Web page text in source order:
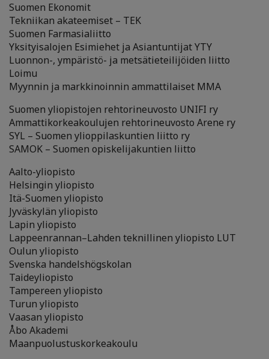
Suomen Ekonomit
Tekniikan akateemiset – TEK
Suomen Farmasialiitto
Yksityisalojen Esimiehet ja Asiantuntijat YTY
Luonnon-, ympäristö- ja metsätieteilijöiden liitto
Loimu
Myynnin ja markkinoinnin ammattilaiset MMA
Suomen yliopistojen rehtorineuvosto UNIFI ry
Ammattikorkeakoulujen rehtorineuvosto Arene ry
SYL – Suomen ylioppilaskuntien liitto ry
SAMOK – Suomen opiskelijakuntien liitto
Aalto-yliopisto
Helsingin yliopisto
Itä-Suomen yliopisto
Jyväskylän yliopisto
Lapin yliopisto
Lappeenrannan–Lahden teknillinen yliopisto LUT
Oulun yliopisto
Svenska handelshögskolan
Taideyliopisto
Tampereen yliopisto
Turun yliopisto
Vaasan yliopisto
Åbo Akademi
Maanpuolustuskorkeakoulu